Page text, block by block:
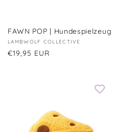
FAWN POP | Hundespielzeug
Anbieter:
LAMBWOLF COLLECTIVE
Normaler
€19,95 EUR